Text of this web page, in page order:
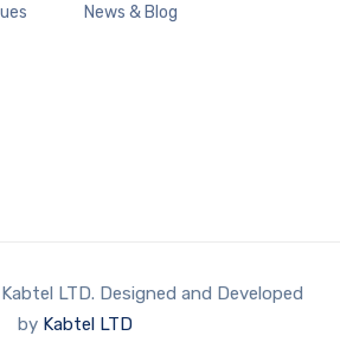
News & Blog
LTD. Designed and Developed
by Kabtel LTD